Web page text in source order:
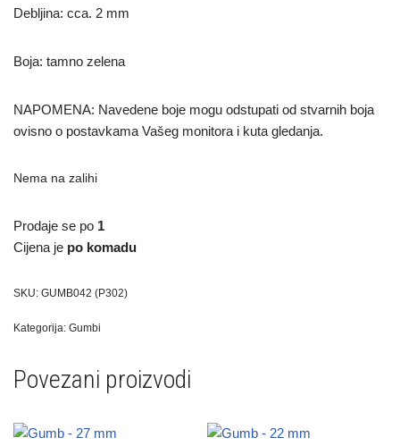
Debljina: cca. 2 mm
Boja: tamno zelena
NAPOMENA: Navedene boje mogu odstupati od stvarnih boja
ovisno o postavkama Vašeg monitora i kuta gledanja.
Nema na zalihi
Prodaje se po 1
Cijena je po komadu
SKU: GUMB042 (P302)
Kategorija: Gumbi
Povezani proizvodi